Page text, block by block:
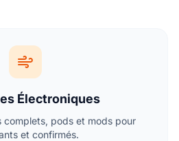
Électroniques
complets, pods et mods pour
et confirmés.